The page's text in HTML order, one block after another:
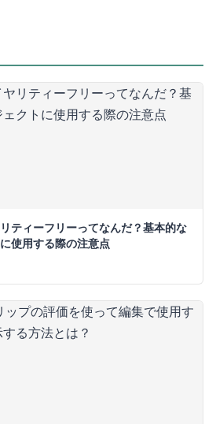
ティーフリーってなんだ？基本的な
使用する際の注意点